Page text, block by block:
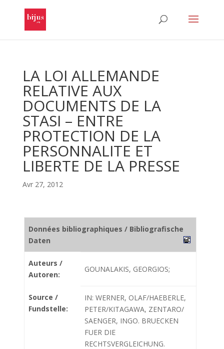
LA LOI ALLEMANDE
RELATIVE AUX
DOCUMENTS DE LA
STASI – ENTRE
PROTECTION DE LA
PERSONNALITE ET
LIBERTE DE LA PRESSE
Avr 27, 2012
Données bibliographiques / Bibliografische
Daten
Auteurs /
Autoren:
GOUNALAKIS, GEORGIOS;
Source /
Fundstelle:
IN: WERNER, OLAF/HAEBERLE,
PETER/KITAGAWA, ZENTARO/
SAENGER, INGO. BRUECKEN
FUER DIE
RECHTSVERGLEICHUNG.